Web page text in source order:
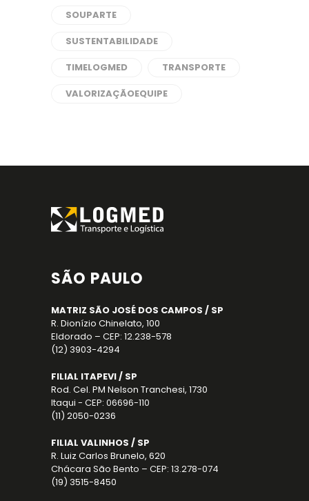
SOUPARTE
SUSTENTABILIDADE
TIMELOGMED
TRANSPORTE
VALORIZAÇÃOEQUIPE
SÃO PAULO
MATRIZ SÃO JOSÉ DOS CAMPOS / SP
R. Dionízio Chinelato, 100
Eldorado – CEP: 12.238-578
(12) 3903-4294
FILIAL ITAPEVI / SP
Rod. Cel. PM Nelson Tranchesi, 1730
Itaqui - CEP: 06696-110
(11) 2050-0236
FILIAL VALINHOS / SP
R. Luiz Carlos Brunelo, 620
Chácara São Bento – CEP: 13.278-074
(19) 3515-8450